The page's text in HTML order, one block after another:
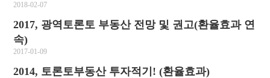
2018-02-07
2017, 광역토론토 부동산 전망 및 권고(환율효과 연
속)
2017-01-09
2014, 토론토부동산 투자적기! (환율효과)